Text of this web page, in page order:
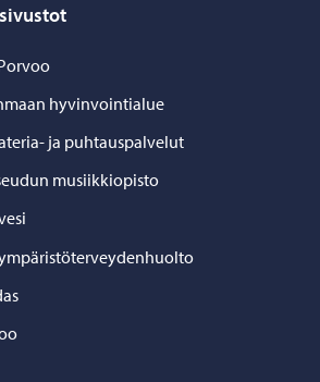
hyvinvointialue
ja puhtauspalvelut
musiikkiopisto